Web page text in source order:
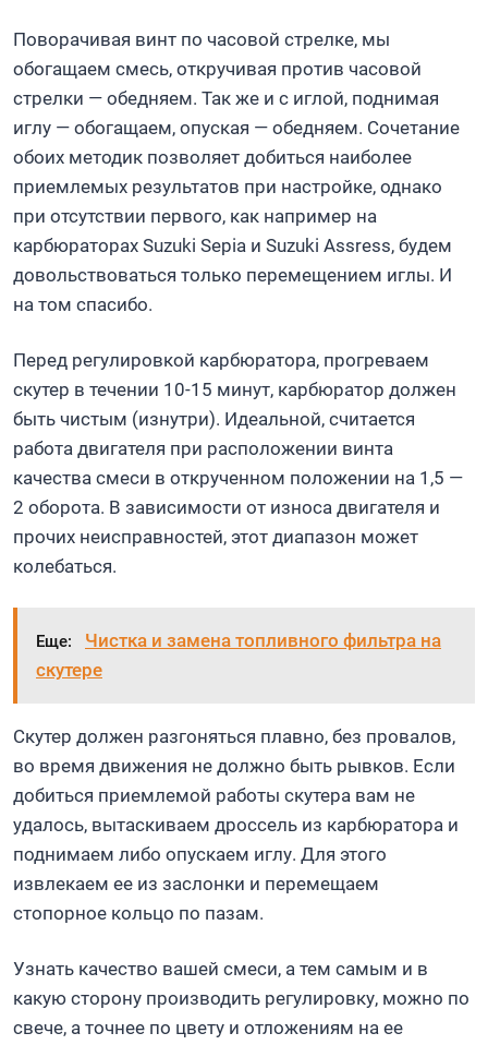
Поворачивая винт по часовой стрелке, мы
обогащаем смесь, откручивая против часовой
стрелки — обедняем. Так же и с иглой, поднимая
иглу — обогащаем, опуская — обедняем. Сочетание
обоих методик позволяет добиться наиболее
приемлемых результатов при настройке, однако
при отсутствии первого, как например на
карбюраторах Suzuki Sepia и Suzuki Assress, будем
довольствоваться только перемещением иглы. И
на том спасибо.
Перед регулировкой карбюратора, прогреваем
скутер в течении 10-15 минут, карбюратор должен
быть чистым (изнутри). Идеальной, считается
работа двигателя при расположении винта
качества смеси в открученном положении на 1,5 —
2 оборота. В зависимости от износа двигателя и
прочих неисправностей, этот диапазон может
колебаться.
Еще:
Чистка и замена топливного фильтра на
скутере
Скутер должен разгоняться плавно, без провалов,
во время движения не должно быть рывков. Если
добиться приемлемой работы скутера вам не
удалось, вытаскиваем дроссель из карбюратора и
поднимаем либо опускаем иглу. Для этого
извлекаем ее из заслонки и перемещаем
стопорное кольцо по пазам.
Узнать качество вашей смеси, а тем самым и в
какую сторону производить регулировку, можно по
свече, а точнее по цвету и отложениям на ее